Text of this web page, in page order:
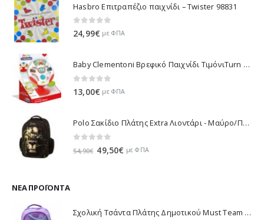
25,00€. είναι:
Hasbro Επιτραπέζιο παιχνίδι – Twister 98831
0 out of 5
24,99€ με ΦΠΑ
Baby Clementoni Βρεφικό Παιχνίδι ΤιμόνιΤurn Αnd Drive Activity Wheel - 1000-17241
0out of 5
13,00€ με ΦΠΑ
Polo Σακίδιο Πλάτης Extra Λιοντάρι - Μαύρο/Πράσινο 901032-8188 2023
out of 5
54,90€ Original
49,50€ Ημε ΦΠΑ
ΝΈΑ ΠΡΟΪΌΝΤΑ
Σχολική Τσάντα Πλάτης Δημοτικού Must Team K-Pop - Μωβ 000587781 2026